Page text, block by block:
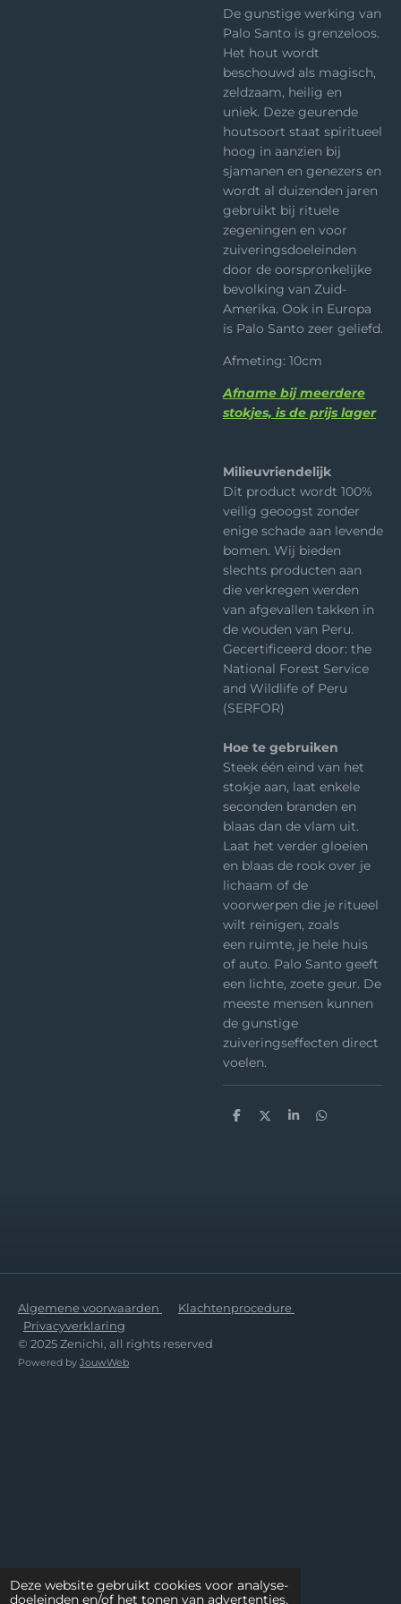
Deze website gebruikt cookies voor analyse-
doeleinden en/of het tonen van advertenties.
De gunstige werking van
Palo Santo is grenzeloos.
Het hout wordt
beschouwd als magisch,
zeldzaam, heilig en
uniek. Deze geurende
houtsoort staat spiritueel
hoog in aanzien bij
sjamanen en genezers en
wordt al duizenden jaren
gebruikt bij rituele
zegeningen en voor
zuiveringsdoeleinden
door de oorspronkelijke
bevolking van Zuid-
Amerika. Ook in Europa
is Palo Santo zeer geliefd.
Afmeting: 10cm
Afname bij meerdere
stokjes, is de prijs lager
Milieuvriendelijk
Dit product wordt 100%
veilig geoogst zonder
enige schade aan levende
bomen. Wij bieden
slechts producten aan
die verkregen werden
van afgevallen takken in
de wouden van Peru.
Gecertificeerd door: the
National Forest Service
and Wildlife of Peru
(SERFOR)
Hoe te gebruiken
Steek één eind van het
stokje aan, laat enkele
seconden branden en
blaas dan de vlam uit.
Laat het verder gloeien
en blaas de rook over je
lichaam of de
voorwerpen die je ritueel
wilt reinigen, zoals
een ruimte, je hele huis
of auto. Palo Santo geeft
een lichte, zoete geur. De
meeste mensen kunnen
de gunstige
zuiveringseffecten direct
voelen.
D
D
S
D
Algemene voorwaarden
Klachtenprocedure
Privacyverklaring
© 2025 Zenichi, all rights reserved
Powered by JouwWeb